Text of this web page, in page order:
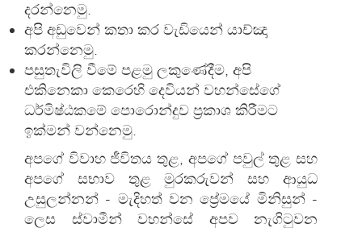
දරන්නෙමු.
අපි අඩුවෙන් කතා කර වැඩියෙන් යාච්ඤා
කරන්නෙමු.
පසුතැවිලි වීමේ පළමු ලකුණේදීම, අපි
එකිනෙකා කෙරෙහි දෙවියන් වහන්සේගේ
ධර්මිෂ්ඨකමේ පොරොන්දුව ප්‍රකාශ කිරීමට
ඉක්මන් වන්නෙමු.
අපගේ විවාහ ජීවිතය තුළ, අපගේ පවුල් තුළ සහ
අපගේ සභාව තුළ මුරකරුවන් සහ ආයුධ
උසුලන්නන් - මැදිහත් වන ප්‍රේමයේ මිනිසුන් -
ලෙස ස්වාමීන් වහන්සේ අපව නැගිටුවන